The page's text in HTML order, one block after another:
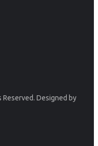
Designed by